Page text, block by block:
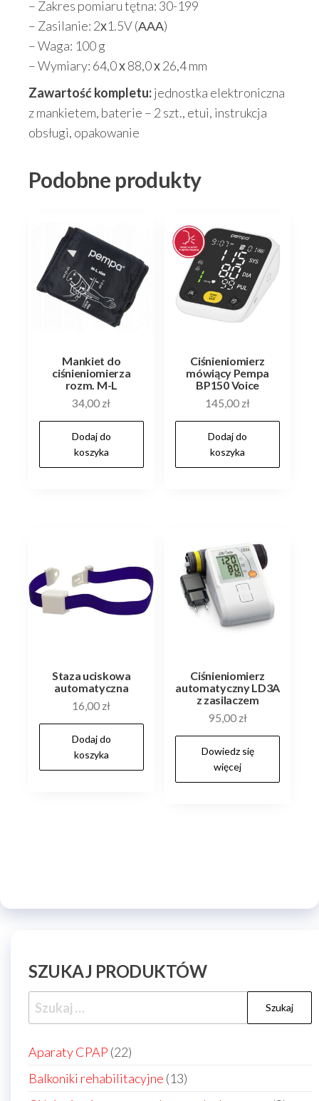
– Zakres pomiaru tętna: 30-199
– Zasilanie: 2х1.5V (ААА)
– Waga: 100 g
– Wymiary: 64,0 х 88,0 х 26,4 mm
Zawartość kompletu:jednostka elektroniczna
z mankietem, baterie – 2 szt., etui, instrukcja
obsługi, opakowanie
Podobne produkty
Mankiet do
ciśnieniomierza
rozm. M-L
34,00 zł
Dodaj do
koszyka
Ciśnieniomierz
mówiący Pempa
BP150 Voice
145,00 zł
Dodaj do
koszyka
Staza uciskowa
automatyczna
16,00 zł
Dodaj do
koszyka
Ciśnieniomierz
automatyczny LD3A
z zasilaczem
95,00 zł
Dowiedz się
więcej
SZUKAJ PRODUKTÓW
Szukaj:
Aparaty CPAP 2222
produkty
Balkoniki rehabilitacyjne 1313
produktów